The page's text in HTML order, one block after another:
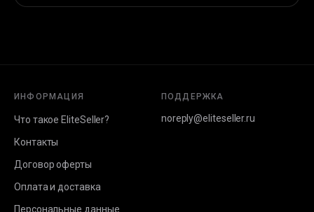
ИНФОРМАЦИЯ
Что такое EliteSeller?
Контакты
Договор оферты
Оплата и доставка
Персональные данные
ПОДДЕРЖКА
noreply@eliteseller.ru